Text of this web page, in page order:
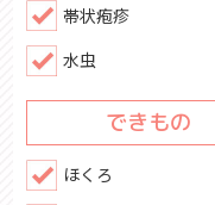
帯状疱疹
水虫
できもの
ほくろ